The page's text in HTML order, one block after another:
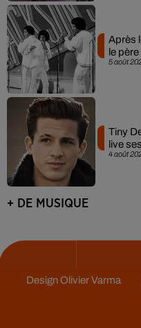
5 août
Après
le
4 août
Tiny
live
+ DE MUSIQUE
DesignOlivier Varma